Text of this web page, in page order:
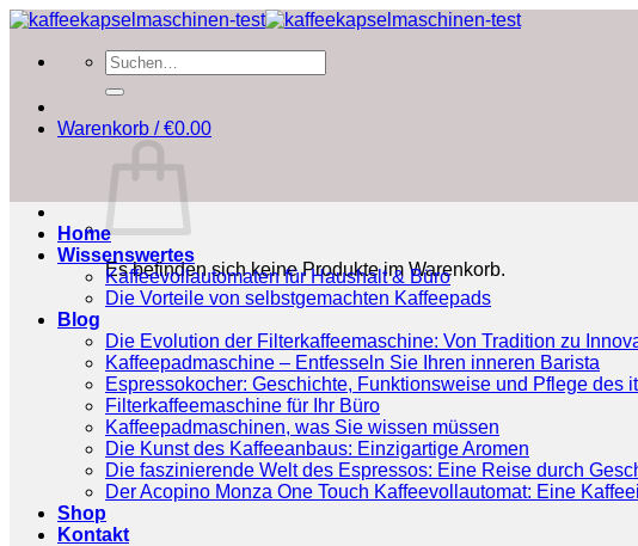
Zum
springen
Suchen
nach:
Warenkorb /€0.00
Es befinden sich keine Produkte im Warenkorb.
Home
Wissenswertes
Kaffeevollautomaten für Haushalt & Büro
Die Vorteile von selbstgemachten Kaffeepads
Blog
Die Evolution der Filterkaffeemaschine: Von Tradition zu
Kaffeepadmaschine – Entfesseln Sie Ihren inneren Barista
Espressokocher: Geschichte, Funktionsweise und Pflege des
Filterkaffeemaschine für Ihr Büro
Kaffeepadmaschinen, was Sie wissen müssen
Die Kunst des Kaffeeanbaus: Einzigartige Aromen
Die faszinierende Welt des Espressos: Eine Reise durch
Der Acopino Monza One Touch Kaffeevollautomat: Eine
Shop
Kontakt